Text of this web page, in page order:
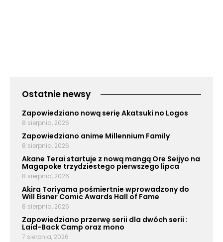
Ostatnie newsy
Zapowiedziano nową serię Akatsuki no Logos
8 sierpnia, 2026
Zapowiedziano anime Millennium Family
8 sierpnia, 2026
Akane Terai startuje z nową mangą Ore Seijyo na
Magapoke trzydziestego pierwszego lipca
8 sierpnia, 2026
Akira Toriyama pośmiertnie wprowadzony do
Will Eisner Comic Awards Hall of Fame
8 sierpnia, 2026
Zapowiedziano przerwę serii dla dwóch serii :
Laid-Back Camp oraz mono
7 sierpnia, 2026